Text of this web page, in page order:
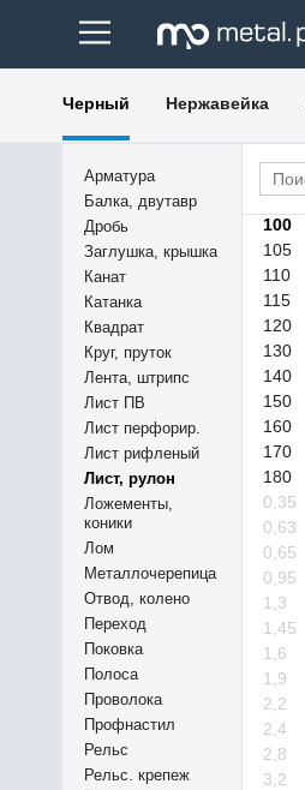
Черный Нержавейка
Арматура
Балка, двутавр
Дробь
Заглушка, крышка
Канат
Катанка
Квадрат
Круг, пруток
Лента, штрипс
Лист ПВ
Лист перфорир.
Лист рифленый
Лист, рулон
Ложементы,
коники
Лом
Металлочерепица
Отвод, колено
Переход
Поковка
Полоса
Проволока
Профнастил
Рельс
Рельс. крепеж
65
70
75
80
90
95
100
105
110
115
120
130
140
150
160
170
180
0,35
0,63
0,65
0,95
1,3
1,45
1,6
1,9
2,2
2,4
2,8
3,2